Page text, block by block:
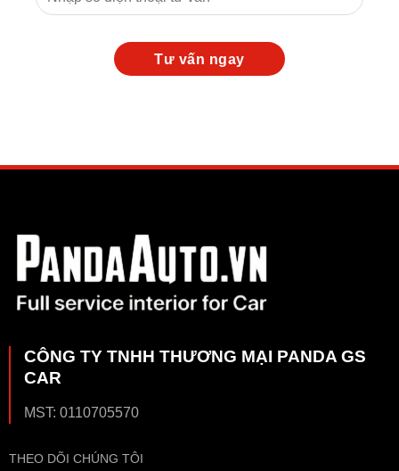
CÔNG TY TNHH THƯƠNG MẠI PANDA GS
CAR
MST: 0110705570
THEO DÕI CHÚNG TÔI